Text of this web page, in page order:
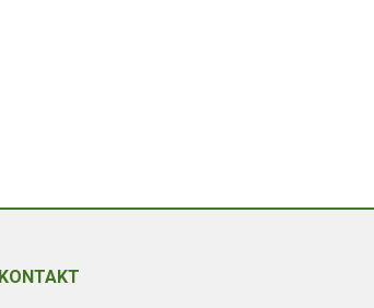
auf
Produktseite
KONTAKT